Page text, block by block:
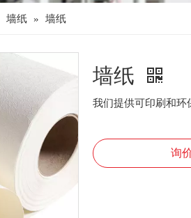
墙纸 » 墙纸
墙纸
我们提供可印刷和环
询